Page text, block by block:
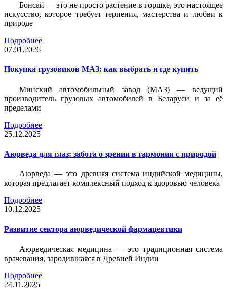
Бонсай — это не просто растение в горшке, это настоящее
искусство, которое требует терпения, мастерства и любви к
природе
Подробнее
07.01.2026
Покупка грузовиков МАЗ: как выбрать и где купить
Минский автомобильный завод (МАЗ) — ведущий
производитель грузовых автомобилей в Беларуси и за её
пределами
Подробнее
25.12.2025
Аюрведа для глаз: забота о зрении в гармонии с природой
Аюрведа — это древняя система индийской медицины,
которая предлагает комплексный подход к здоровью человека
Подробнее
10.12.2025
Развитие сектора аюрведической фармацевтики
Аюрведическая медицина — это традиционная система
врачевания, зародившаяся в Древней Индии
Подробнее
24.11.2025